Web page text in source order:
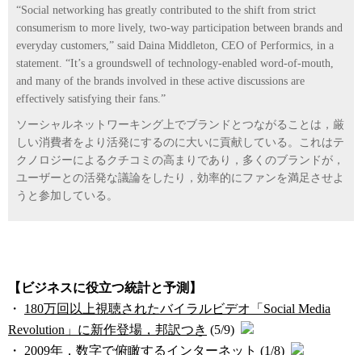
“Social networking has greatly contributed to the shift from strict
consumerism to more lively, two-way participation between brands and
everyday customers,” said Daina Middleton, CEO of Performics, in a
statement. “It’s a groundswell of technology-enabled word-of-mouth,
and many of the brands involved in these active discussions are
effectively satisfying their fans.”
ソーシャルネットワーキング上でブランドとつながることは，厳
しい消費者をより活発にするのに大いに貢献している。これはテ
クノロジーによるクチコミの高まりであり，多くのブランドが，
ユーザーとの活発な議論をしたり，効率的にファンを満足させよ
うと参加している。
【ビジネスに役立つ統計と予測】
・ 180万回以上視聴されたバイラルビデオ「Social Media
Revolution」に新作登場，邦訳つき (5/9)
・ 2009年，数字で俯瞰するインターネット (1/8)